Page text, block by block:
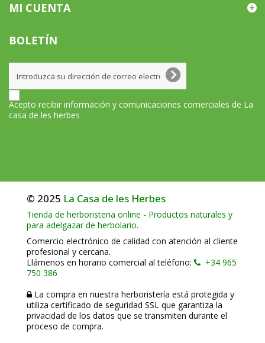
MI CUENTA
BOLETÍN
Acepto recibir información y comunicaciones comerciales de La
casa de les herbes
© 2025 La Casa de les Herbes
Tienda de herboristeria online - Productos naturales y
para adelgazar de herbolario.
Comercio electrónico de calidad con atención al cliente
profesional y cercana.
Llámenos en horario comercial al teléfono:
+34 965
750 386
La compra en nuestra herboristería está protegida y
utiliza certificado de seguridad SSL que garantiza la
privacidad de los datos que se transmiten durante el
proceso de compra.